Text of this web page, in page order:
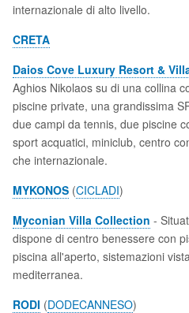
internazionale di alto livello.
CRETA
Daios Cove Luxury Resort &
Aghios Nikolaos su di una collina
piscine private, una grandissima
due campi da tennis, due piscine
sport acquatici, miniclub, centro
che internazionale.
MYKONOS (CICLADI)
Myconian Villa Collection -
dispone di centro benessere con
piscina all'aperto, sistemazioni
mediterranea.
RODI (DODECANNESO)